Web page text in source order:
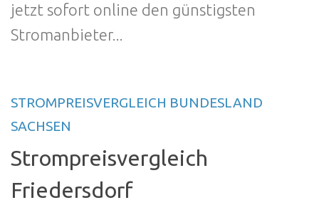
jetzt sofort online den günstigsten
Stromanbieter...
STROMPREISVERGLEICH BUNDESLAND
SACHSEN
Strompreisvergleich
Friedersdorf